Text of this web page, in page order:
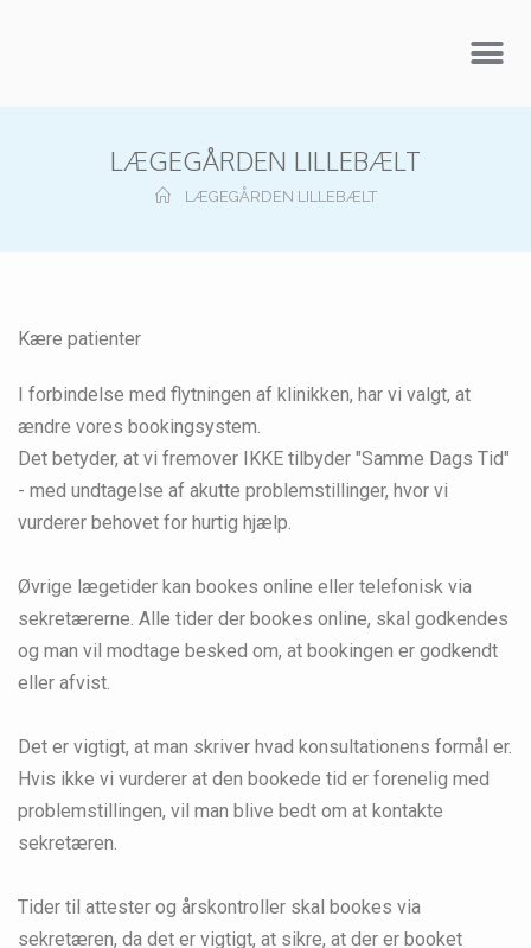
LÆGEGÅRDEN LILLEBÆLT
LÆGEGÅRDEN LILLEBÆLT
Kære patienter
I forbindelse med flytningen af klinikken, har vi valgt, at
ændre vores bookingsystem.
Det betyder, at vi fremover IKKE tilbyder "Samme Dags Tid"
- med undtagelse af akutte problemstillinger, hvor vi
vurderer behovet for hurtig hjælp.
Øvrige lægetider kan bookes online eller telefonisk via
sekretærerne. Alle tider der bookes online, skal godkendes
og man vil modtage besked om, at bookingen er godkendt
eller afvist.
Det er vigtigt, at man skriver hvad konsultationens formål er.
Hvis ikke vi vurderer at den bookede tid er forenelig med
problemstillingen, vil man blive bedt om at kontakte
sekretæren.
Tider til attester og årskontroller skal bookes via
sekretæren, da det er vigtigt, at sikre, at der er booket